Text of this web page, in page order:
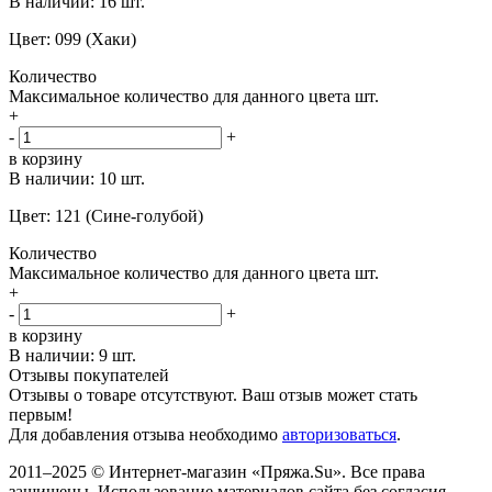
Цвет: 099 (Хаки)
Количество
Максимальное количество для данного цвета шт.
+
-
+
в корзину
В наличии: 10 шт.
Цвет: 121 (Сине-голубой)
Количество
Максимальное количество для данного цвета шт.
+
-
+
в корзину
В наличии: 9 шт.
Отзывы покупателей
Отзывы о товаре отсутствуют. Ваш отзыв может стать
первым!
Для добавления отзыва необходимо авторизоваться.
2011–2025 © Интернет-магазин «Пряжа.Su». Все права